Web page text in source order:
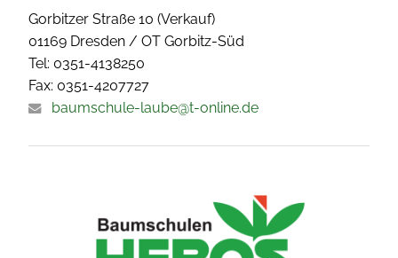
Gorbitzer Straße 10 (Verkauf)
01169 Dresden / OT Gorbitz-Süd
Tel: 0351-4138250
Fax: 0351-4207727
baumschule-laube@t-online.de